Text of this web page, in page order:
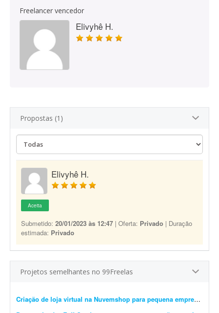
Freelancer vencedor
Elivyhê H.
Propostas (1)
Elivyhê H.
Aceita
Submetido: 20/01/2023 às 12:47 | Oferta: Privado | Duração
estimada: Privado
Projetos semelhantes no 99Freelas
Criação de loja virtual na Nuvemshop para pequena empresa